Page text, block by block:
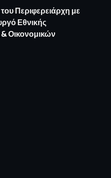
Περιφερειάρχη με
Εθνικής
Οικονομικών